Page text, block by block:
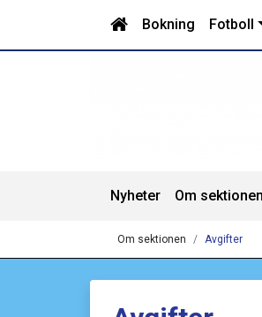
Bokning Fotboll
Nyheter Om sektionen
Om sektionen Avgifter